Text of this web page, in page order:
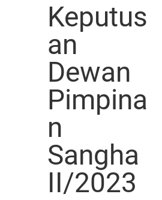
Keputus
an
Dewan
Pimpina
n
Sangha
II/2023